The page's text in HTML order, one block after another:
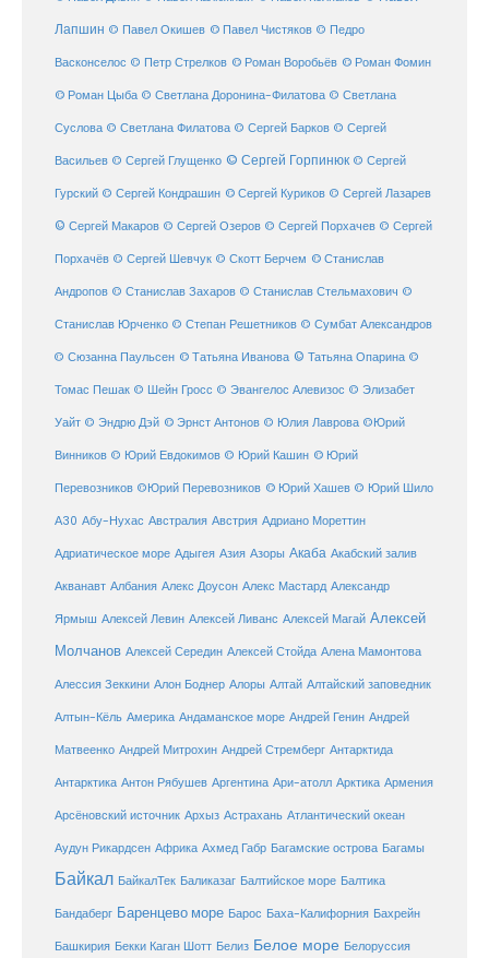
Лапшин © Павел Окишев © Павел Чистяков © Педро
Васконселос © Петр Стрелков © Роман Воробьёв © Роман Фомин
© Роман Цыба © Светлана Доронина-Филатова © Светлана
Суслова © Светлана Филатова © Сергей Барков © Сергей
Васильев © Сергей Глущенко © Сергей Горпинюк © Сергей
Гурский © Сергей Кондрашин © Сергей Куриков © Сергей Лазарев
© Сергей Макаров © Сергей Озеров © Сергей Порхачев © Сергей
Порхачёв © Сергей Шевчук © Скотт Берчем © Станислав
Андропов © Станислав Захаров © Станислав Стельмахович ©
Станислав Юрченко © Степан Решетников © Сумбат Александров
© Сюзанна Паульсен © Татьяна Иванова © Татьяна Опарина ©
Томас Пешак © Шейн Гросс © Эвангелос Алевизос © Элизабет
Уайт © Эндрю Дэй © Эрнст Антонов © Юлия Лаврова ©Юрий
Винников © Юрий Евдокимов © Юрий Кашин © Юрий
Перевозников ©Юрий Перевозников © Юрий Хашев © Юрий Шило
А30 Абу-Нухас Австралия Австрия Адриано Мореттин
Адриатическое море Адыгея Азия Азоры Акаба Акабский залив
Акванавт Албания Алекс Доусон Алекс Мастард Александр
Ярмыш Алексей Левин Алексей Ливанс Алексей Магай Алексей
Молчанов Алексей Середин Алексей Стойда Алена Мамонтова
Алессия Зеккини Алон Боднер Алоры Алтай Алтайский заповедник
Алтын-Кёль Америка Андаманское море Андрей Генин Андрей
Матвеенко Андрей Митрохин Андрей Стремберг Антарктида
Антарктика Антон Рябушев Аргентина Ари-атолл Арктика Армения
Арсёновский источник Архыз Астрахань Атлантический океан
Аудун Рикардсен Африка Ахмед Габр Багамские острова Багамы
Байкал БайкалТек Баликазаг Балтийское море Балтика
Бандаберг Баренцево море Барос Баха-Калифорния Бахрейн
Башкирия Бекки Каган Шотт Белиз Белое море Белоруссия